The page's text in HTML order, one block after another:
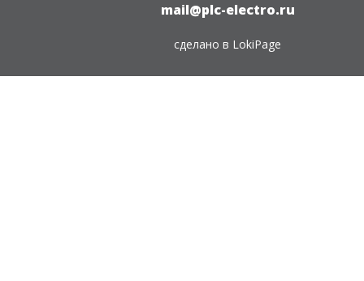
mail@plc-electro.ru
сделано в LokiPage